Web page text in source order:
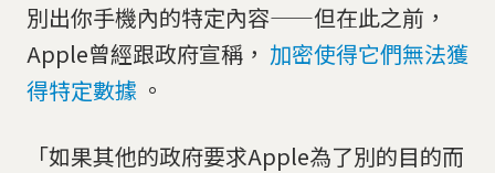
別出你手機內的特定內容——但在此之前，
Apple曾經跟政府宣稱， 加密使得它們無法獲
得特定數據 。
「如果其他的政府要求Apple為了別的目的而